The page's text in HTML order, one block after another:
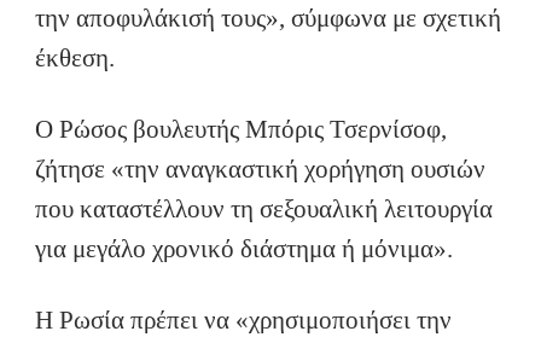
την αποφυλάκισή τους», σύμφωνα με σχετική
έκθεση.
Ο Ρώσος βουλευτής Μπόρις Τσερνίσοφ,
ζήτησε «την αναγκαστική χορήγηση ουσιών
που καταστέλλουν τη σεξουαλική λειτουργία
για μεγάλο χρονικό διάστημα ή μόνιμα».
Η Ρωσία πρέπει να «χρησιμοποιήσει την